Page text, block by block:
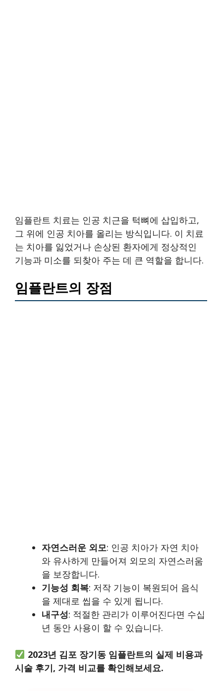
임플란트 치료는 인공 치근을 턱뼈에 삽입하고,
그 위에 인공 치아를 올리는 방식입니다. 이 치료
는 치아를 잃었거나 손상된 환자에게 정상적인
기능과 미소를 되찾아 주는 데 큰 역할을 합니다.
임플란트의 장점
자연스러운 외모: 인공 치아가 자연 치아
와 유사하게 만들어져 외모의 자연스러움
을 보장합니다.
기능성 회복: 저작 기능이 복원되어 음식
을 제대로 씹을 수 있게 됩니다.
내구성: 적절한 관리가 이루어진다면 수십
년 동안 사용이 할 수 있습니다.
2023년 김포 장기동 임플란트의 실제 비용과
시술 후기, 가격 비교를 확인해보세요.